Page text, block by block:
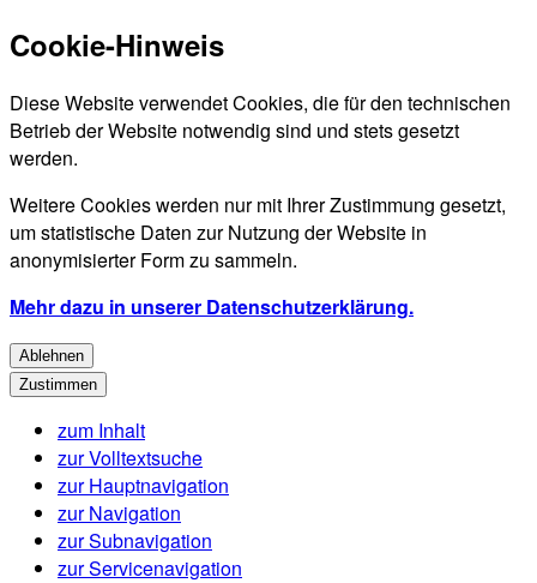
Cookie-Hinweis
Diese Website verwendet Cookies, die für den technischen
Betrieb der Website notwendig sind und stets gesetzt
werden.
Weitere Cookies werden nur mit Ihrer Zustimmung gesetzt,
um statistische Daten zur Nutzung der Website in
anonymisierter Form zu sammeln.
Mehr dazu in unserer Datenschutzerklärung.
Ablehnen
Zustimmen
zum Inhalt
zur Volltextsuche
zur Hauptnavigation
zur Navigation
zur Subnavigation
zur Servicenavigation